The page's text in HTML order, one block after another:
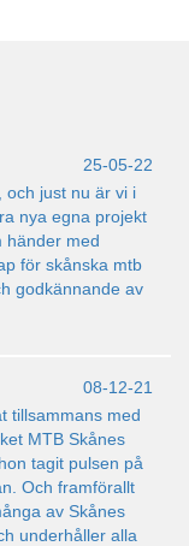
25-05-22
och just nu är vi i
nya egna projekt
händer med
för skånska mtb
godkännande av
08-12-21
tillsammans med
MTB Skånes
tagit pulsen på
Och framförallt
av Skånes
underhåller alla